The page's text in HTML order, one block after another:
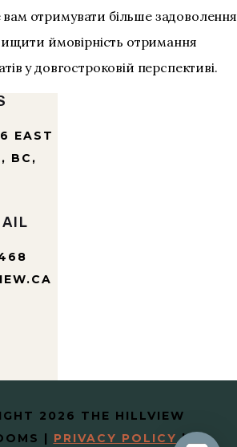
отримувати більше задоволення
ймовірність отримання
у довгостроковій перспективі.
EAST
BC,
2026 THE HILLVIEW
| PRIVACY POLICY |